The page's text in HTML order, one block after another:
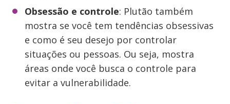
Obsessão e controle: Plutão também
mostra se você tem tendências obsessivas
e como é seu desejo por controlar
situações ou pessoas. Ou seja, mostra
áreas onde você busca o controle para
evitar a vulnerabilidade.